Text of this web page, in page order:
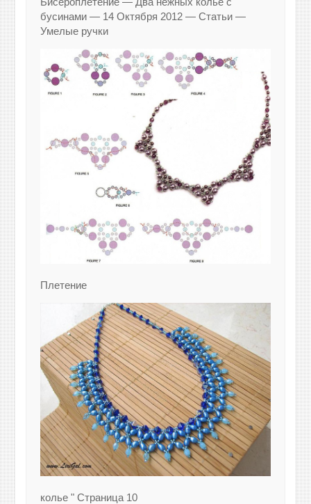
бусинами — 14 Октября 2012 — Статьи —
Умелые ручки
Плетение
колье " Страница 10